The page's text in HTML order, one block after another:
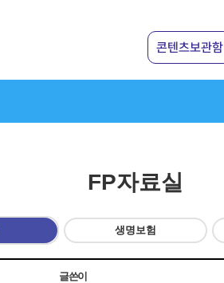
콘텐츠보관함
FP자료실
생명보험
글쓴이